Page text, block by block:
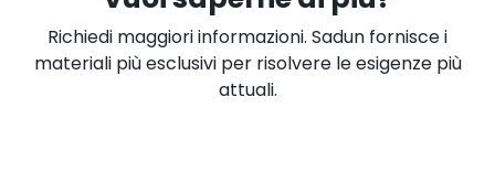
Richiedi maggiori informazioni. Sadun fornisce i
materiali più esclusivi per risolvere le esigenze più
attuali.